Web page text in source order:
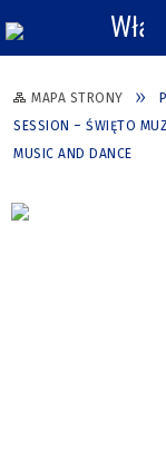
MAPA STRONY
SESSION – ŚWIĘTO
MUSIC AND DANCE
Włącz